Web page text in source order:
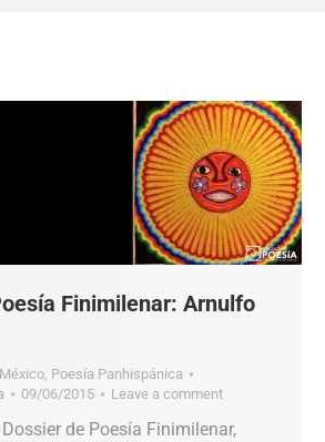
Finimilenar: Arnulfo
, Poesía Panhispánica
09/06/2015 Leave a comment
de Poesía Finimilenar,